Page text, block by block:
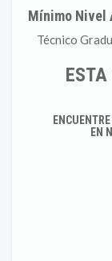
Mínimo Nivel
Técnico
ESTA
EN